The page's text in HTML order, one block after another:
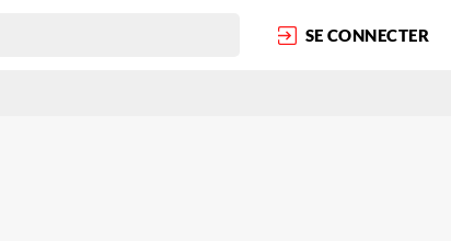
SE CONNECTER